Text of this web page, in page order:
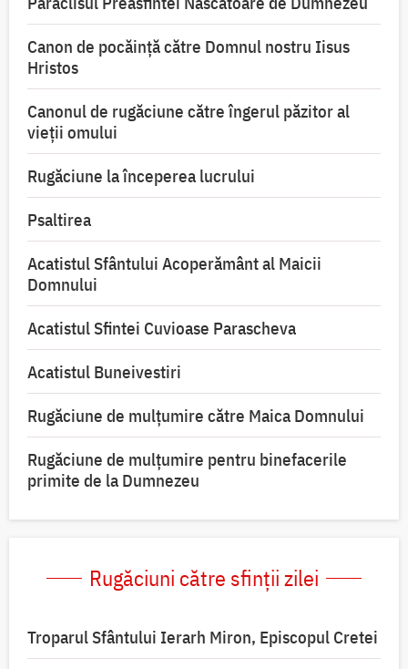
Canon de pocăință către Domnul nostru Iisus
Hristos
Canonul de rugăciune către îngerul păzitor al
vieții omului
Rugăciune la începerea lucrului
Psaltirea
Acatistul Sfântului Acoperământ al Maicii
Domnului
Acatistul Sfintei Cuvioase Parascheva
Acatistul Buneivestiri
Rugăciune de mulţumire către Maica Domnului
Rugăciune de mulțumire pentru binefacerile
primite de la Dumnezeu
Rugăciuni către sfinții zilei
Troparul Sfântului Ierarh Miron, Episcopul Cretei